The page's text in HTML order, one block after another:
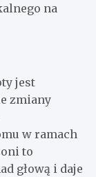
na
jest
zmiany
w ramach
to
głową i daje